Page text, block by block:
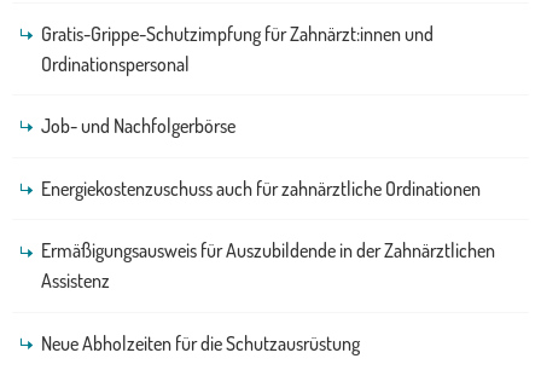
Gratis-Grippe-Schutzimpfung für Zahnärzt:innen und
Ordinationspersonal
Job- und Nachfolgerbörse
Energiekostenzuschuss auch für zahnärztliche Ordinationen
Ermäßigungsausweis für Auszubildende in der Zahnärztlichen
Assistenz
Neue Abholzeiten für die Schutzausrüstung